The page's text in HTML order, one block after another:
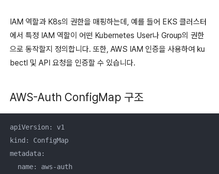
IAM 역할과 K8s의 권한을 매핑하는데, 예를 들어 EKS 클러스터
에서 특정 IAM 역할이 어떤 Kubernetes User나 Group의 권한
으로 동작할지 정의합니다. 또한, AWS IAM 인증을 사용하여 ku
bectl 및 API 요청을 인증할 수 있습니다.
AWS-Auth ConfigMap 구조
apiVersion: v1
kind: ConfigMap
metadata:
  name: aws-auth